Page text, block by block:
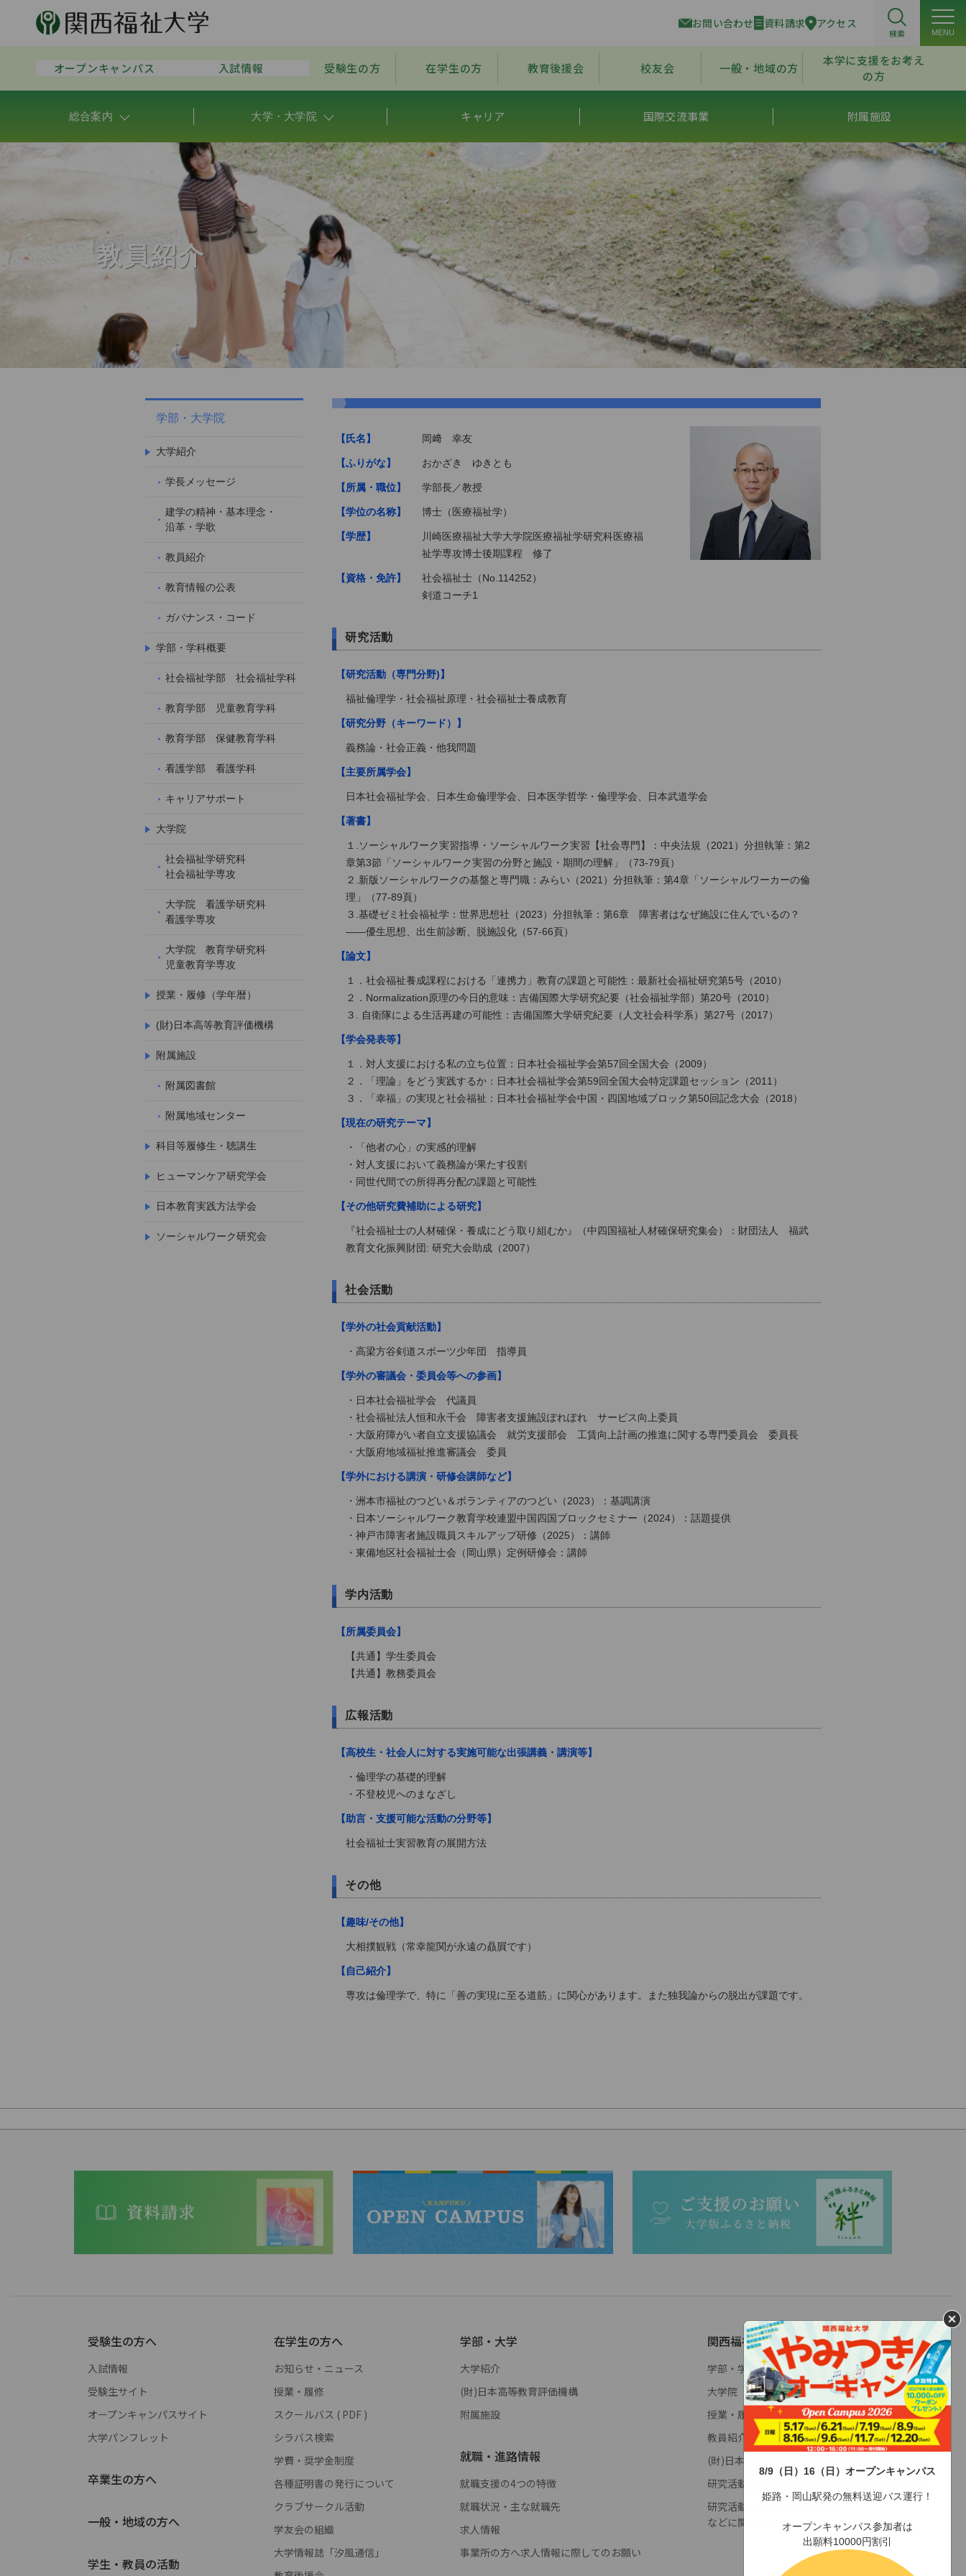
8/9（日）16（日）オープンキャンパス
姫路・岡山駅発の無料送迎バス運行！
オープンキャンパス参加者は
出願料10000円割引
お問い合わせ 資料請求 アクセス
検索 MENU
オープンキャンパス 入試情報 受験生の方 在学生の方 教育後援会 校友会 一般・地域の方
本学に支援をお考え
の方
総合案内 大学・大学院 キャリア 国際交流事業 附属施設
教員紹介
【氏名】 岡﨑 幸友
【ふりがな】 おかざき ゆきとも
【所属・職位】 学部長／教授
【学位の名称】 博士（医療福祉学）
【学歴】
川崎医療福祉大学大学院医療福祉学研究科医療福
祉学専攻博士後期課程 修了
【資格・免許】
社会福祉士（No.114252）
剣道コーチ1
研究活動
【研究活動（専門分野)】
福祉倫理学・社会福祉原理・社会福祉士養成教育
【研究分野（キーワード）】
義務論・社会正義・他我問題
【主要所属学会】
日本社会福祉学会、日本生命倫理学会、日本医学哲学・倫理学会、日本武道学会
【著書】
１.ソーシャルワーク実習指導・ソーシャルワーク実習【社会専門】：中央法規（2021）分担執筆：第2
章第3節「ソーシャルワーク実習の分野と施設・期間の理解」（73-79頁）
２.新版ソーシャルワークの基盤と専門職：みらい（2021）分担執筆：第4章「ソーシャルワーカーの倫
理」（77-89頁）
３.基礎ゼミ社会福祉学：世界思想社（2023）分担執筆：第6章 障害者はなぜ施設に住んでいるの？
――優生思想、出生前診断、脱施設化（57-66頁）
【論文】
１．社会福祉養成課程における「連携力」教育の課題と可能性：最新社会福祉研究第5号（2010）
２．Normalization原理の今日的意味：吉備国際大学研究紀要（社会福祉学部）第20号（2010）
３. 自衛隊による生活再建の可能性：吉備国際大学研究紀要（人文社会科学系）第27号（2017）
【学会発表等】
１．対人支援における私の立ち位置：日本社会福祉学会第57回全国大会（2009）
２．「理論」をどう実践するか：日本社会福祉学会第59回全国大会特定課題セッション（2011）
３．「幸福」の実現と社会福祉：日本社会福祉学会中国・四国地域ブロック第50回記念大会（2018）
【現在の研究テーマ】
・「他者の心」の実感的理解
・対人支援において義務論が果たす役割
・同世代間での所得再分配の課題と可能性
【その他研究費補助による研究】
『社会福祉士の人材確保・養成にどう取り組むか』（中四国福祉人材確保研究集会）：財団法人 福武
教育文化振興財団: 研究大会助成（2007）
社会活動
【学外の社会貢献活動】
・高梁方谷剣道スポーツ少年団 指導員
【学外の審議会・委員会等への参画】
・日本社会福祉学会 代議員
・社会福祉法人恒和永千会 障害者支援施設ぽれぽれ サービス向上委員
・大阪府障がい者自立支援協議会 就労支援部会 工賃向上計画の推進に関する専門委員会 委員長
・大阪府地域福祉推進審議会 委員
【学外における講演・研修会講師など】
・洲本市福祉のつどい＆ボランティアのつどい（2023）：基調講演
・日本ソーシャルワーク教育学校連盟中国四国ブロックセミナー（2024）：話題提供
・神戸市障害者施設職員スキルアップ研修（2025）：講師
・東備地区社会福祉士会（岡山県）定例研修会：講師
学内活動
【所属委員会】
【共通】学生委員会
【共通】教務委員会
広報活動
【高校生・社会人に対する実施可能な出張講義・講演等】
・倫理学の基礎的理解
・不登校児へのまなざし
【助言・支援可能な活動の分野等】
社会福祉士実習教育の展開方法
その他
【趣味/その他】
大相撲観戦（常幸龍関が永遠の贔屓です）
【自己紹介】
専攻は倫理学で、特に「善の実現に至る道筋」に関心があります。また独我論からの脱出が課題です。
学部・大学院
大学紹介
学長メッセージ
建学の精神・基本理念・
沿革・学歌
教員紹介
教育情報の公表
ガバナンス・コード
学部・学科概要
社会福祉学部 社会福祉学科
教育学部 児童教育学科
教育学部 保健教育学科
看護学部 看護学科
キャリアサポート
大学院
社会福祉学研究科
社会福祉学専攻
大学院 看護学研究科
看護学専攻
大学院 教育学研究科
児童教育学専攻
授業・履修（学年暦）
(財)日本高等教育評価機構
附属施設
附属図書館
附属地域センター
科目等履修生・聴講生
ヒューマンケア研究学会
日本教育実践方法学会
ソーシャルワーク研究会
受験生の方へ
入試情報
受験生サイト
オープンキャンパスサイト
大学パンフレット
卒業生の方へ
一般・地域の方へ
学生・教員の活動
在学生の方へ
お知らせ・ニュース
授業・履修
スクールバス ( PDF )
シラバス検索
学費・奨学金制度
各種証明書の発行について
クラブサークル活動
学友会の組織
大学情報誌「汐風通信」
学部・大学
大学紹介
(財)日本高等教育評価機構
附属施設
就職・進路情報
就職支援の4つの特徴
就職状況・主な就職先
求人情報
事業所の方へ求人情報に際してのお願い
関西福祉大学について
学部・学科概要
大学院
授業・履修(学年暦)
教員紹介
(財)日本高等教育評価機構
研究活動に係る不正行為調査申立窓口
研究活動に係る不正行為防止
などに関する規程